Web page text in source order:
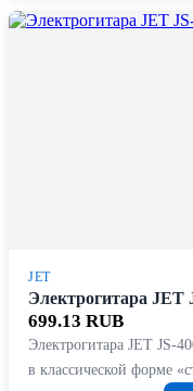
JET
Электрогитара JET
699.13 RUB
Электрогитара JET JS-
в классической форме